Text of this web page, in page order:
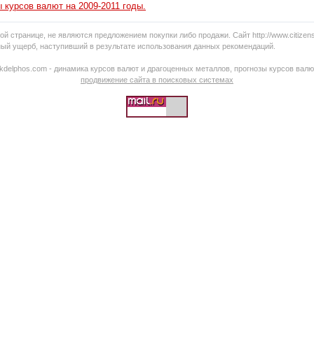
курсов валют на 2009-2011 годы.
странице, не являются предложением покупки либо продажи. Сайт http://
ущерб, наступивший в результате использования данных рекомендаций.
- динамика курсов валют и драгоценных металлов, прогнозы курсов
продвижение сайта в поисковых системах